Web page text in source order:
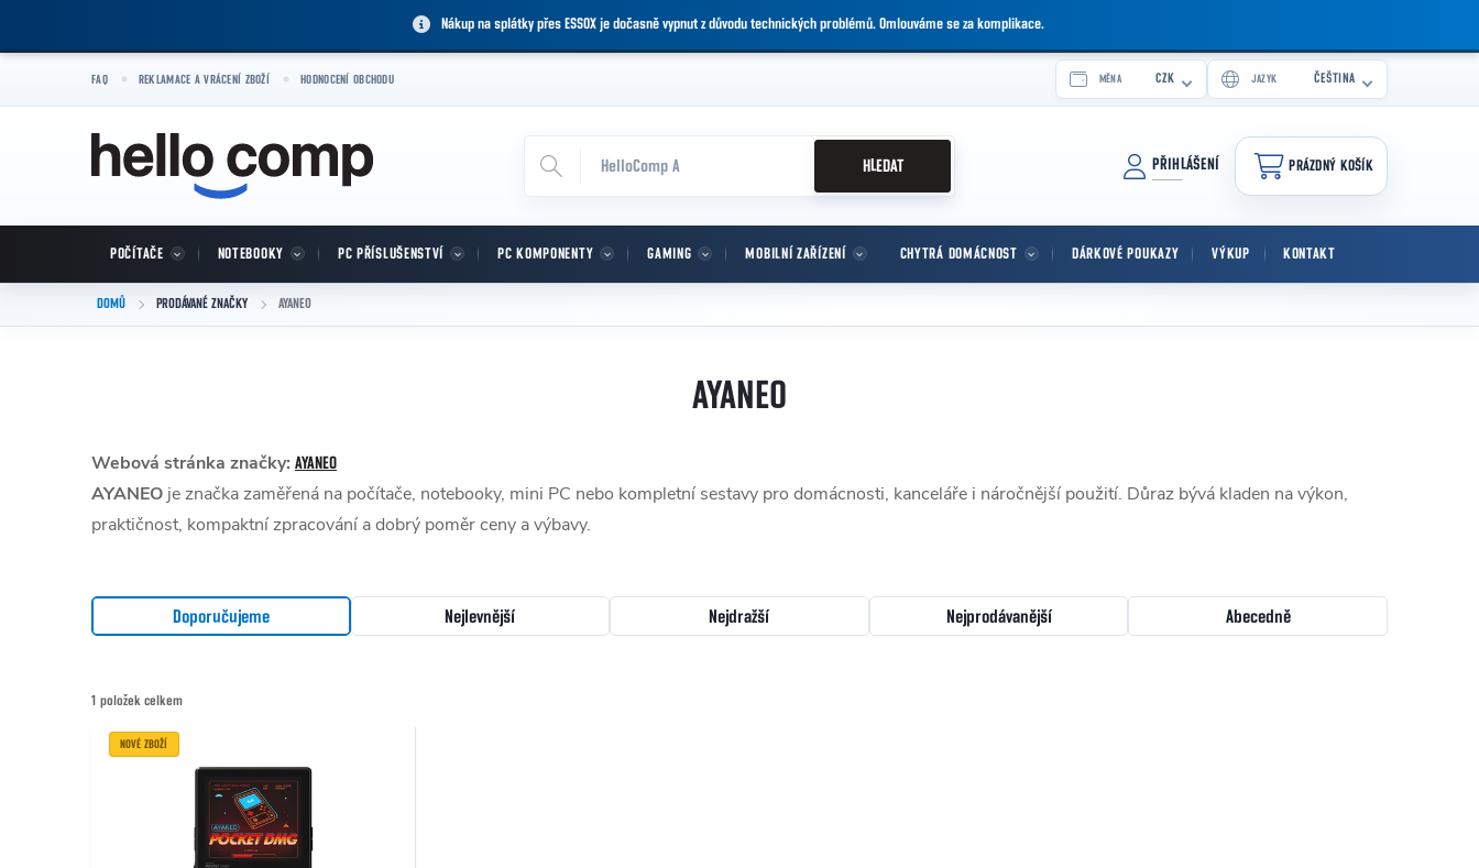
Nákup na splátky přes ESSOX je dočasně vypnut z důvodu technických problémů. Omlouváme se za komplikace.
FAQ REKLAMACE A VRÁCENÍ ZBOŽÍ HODNOCENÍ OBCHODU MĚNA CZK JAZYK ČEŠTINA
HLEDAT PŘIHLÁŠENÍ
NÁKUPNÍ KOŠÍK
PRÁZDNÝ KOŠÍK
POČÍTAČE NOTEBOOKY PC PŘÍSLUŠENSTVÍ PC KOMPONENTY GAMING MOBILNÍ ZAŘÍZENÍ CHYTRÁ DOMÁCNOST DÁRKOVÉ POUKAZY VÝKUP KONTAKT
DOMŮ PRODÁVANÉ ZNAČKY AYANEO
AYANEO
Webová stránka značky: AYANEO
AYANEO je značka zaměřená na počítače, notebooky, mini PC nebo kompletní sestavy pro domácnosti, kanceláře i náročnější použití. Důraz bývá kladen na výkon,
praktičnost, kompaktní zpracování a dobrý poměr ceny a výbavy.
Řazení produktů
Doporučujeme Nejlevnější Nejdražší Nejprodávanější Abecedně
1 položek celkem
Výpis produktů
NOVÉ ZBOŽÍ